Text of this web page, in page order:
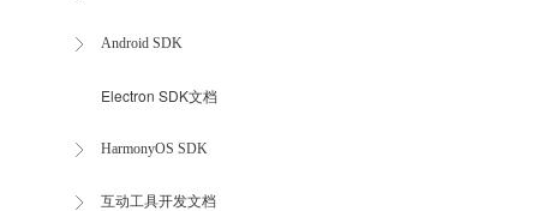
Android SDK
Electron SDK文档
HarmonyOS SDK
互动工具开发文档